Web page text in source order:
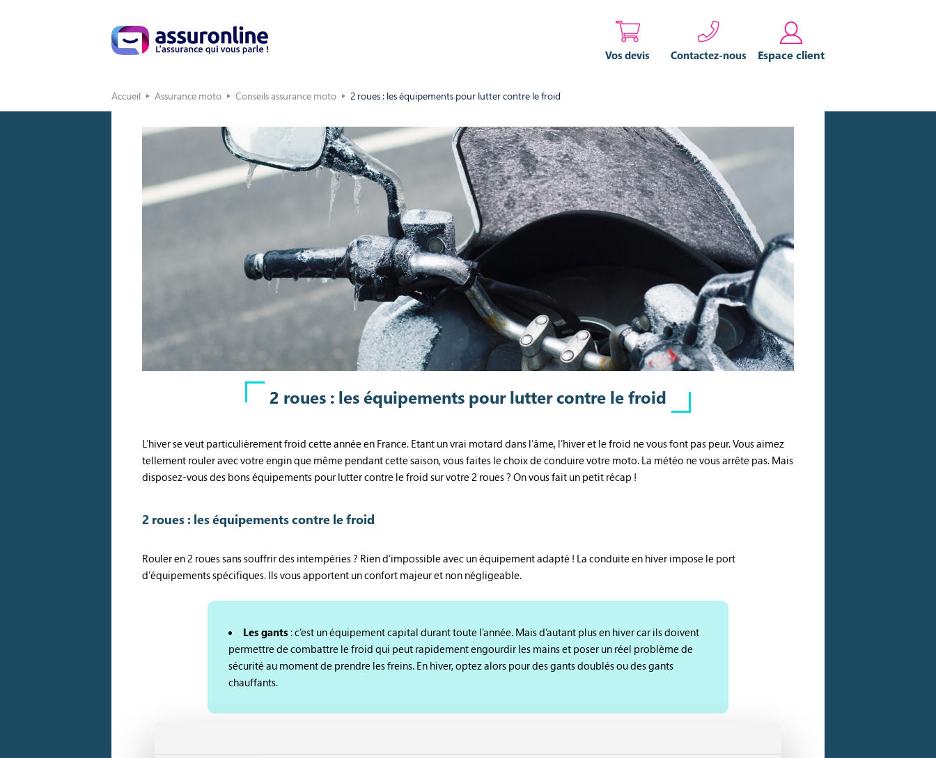
Vos devis Contactez-nous Espace client
Accueil Assurance moto Conseils assurance moto 2 roues : les équipements pour lutter contre le froid
2 roues : les équipements pour lutter contre le froid
L’hiver se veut particulièrement froid cette année en France. Etant un vrai motard dans l’âme, l’hiver et le froid ne vous font pas peur. Vous aimez
tellement rouler avec votre engin que même pendant cette saison, vous faites le choix de conduire votre moto. La météo ne vous arrête pas. Mais
disposez-vous des bons équipements pour lutter contre le froid sur votre 2 roues ? On vous fait un petit récap !
2 roues : les équipements contre le froid
Rouler en 2 roues sans souffrir des intempéries ? Rien d’impossible avec un équipement adapté ! La conduite en hiver impose le port
d’équipements spécifiques. Ils vous apportent un confort majeur et non négligeable.
Les gants : c’est un équipement capital durant toute l’année. Mais d’autant plus en hiver car ils doivent
permettre de combattre le froid qui peut rapidement engourdir les mains et poser un réel problème de
sécurité au moment de prendre les freins. En hiver, optez alors pour des gants doublés ou des gants
chauffants.